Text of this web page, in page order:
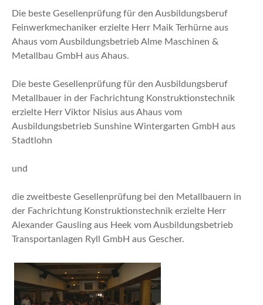
Die beste Gesellenprüfung für den Ausbildungsberuf
Feinwerkmechaniker erzielte Herr Maik Terhürne aus
Ahaus vom Ausbildungsbetrieb Alme Maschinen &
Metallbau GmbH aus Ahaus.
Die beste Gesellenprüfung für den Ausbildungsberuf
Metallbauer in der Fachrichtung Konstruktionstechnik
erzielte Herr Viktor Nisius aus Ahaus vom
Ausbildungsbetrieb Sunshine Wintergarten GmbH aus
Stadtlohn
und
die zweitbeste Gesellenprüfung bei den Metallbauern in
der Fachrichtung Konstruktionstechnik erzielte Herr
Alexander Gausling aus Heek vom Ausbildungsbetrieb
Transportanlagen Ryll GmbH aus Gescher.